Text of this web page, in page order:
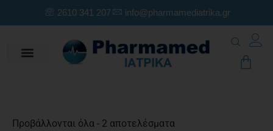
2610 341 207 info@pharmamediatrika.gr
Προβάλλονται όλα - 2 αποτελέσματα